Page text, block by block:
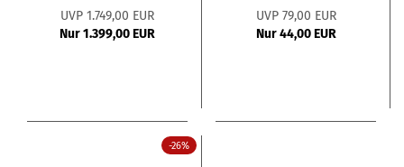
Praxistheke XL Weiss...
UVP 1.749,00 EUR
Nur 1.399,00 EUR
UVP 79,00 EUR
Nur 44,00 EUR
-26%